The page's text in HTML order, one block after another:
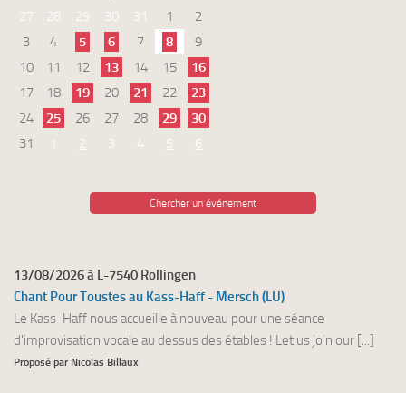
27
28 29 30 31 1
2
3
4 5 6 7 8
9
10
11 12 13 14 15
16
17
18 19 20 21 22
23
24
25 26 27 28 29
30
31
1 2 3 4 5 6
Chercher un événement
13/08/2026 à L-7540 Rollingen
Chant Pour Toustes au Kass-Haff - Mersch (LU)
Le Kass-Haff nous accueille à nouveau pour une séance
d'improvisation vocale au dessus des étables ! Let us join our [...]
Proposé par Nicolas Billaux